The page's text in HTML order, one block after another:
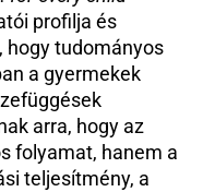
profilja és
hogy tudományos
a gyermekek
arra, hogy az
folyamat, hanem a
teljesítmény, a